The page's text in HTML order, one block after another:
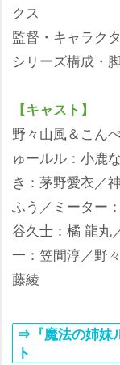
クス
監督・キャラク
シリーズ構成・
【キャスト】
野々山風＆こん
ゅールル：小鹿
き：茅野愛衣／
ふう／ミーター
谷久士：橘 龍丸
一：笠間淳／野
藤綾
⇒『魔法の姉妹
ト